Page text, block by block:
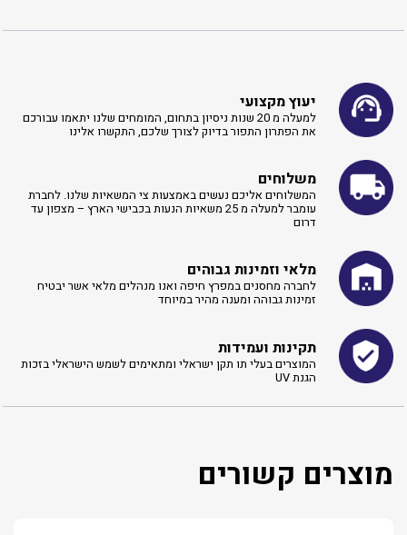
יעוץ מקצועי
למעלה מ 20 שנות ניסיון בתחום, המומחים שלנו יתאמו עבורכם
את הפתרון התפור בדיוק לצורך שלכם, התקשרו אלינו ​
משלוחים
המשלוחים אליכם נעשים באמצעות צי המשאיות שלנו. לחברת
עומבר למעלה מ 25 משאיות הנעות בכבישי הארץ – מצפון עד
דרום
מלאי וזמינות גבוהים
לחברה מחסנים במפרץ חיפה ואנו מנהלים מלאי אשר יבטיח
זמינות גבוהה ומענה מהיר במיוחד
תקינות ועמידות
המוצרים בעלי תו תקן ישראלי ומתאימים לשמש הישראלי בזכות
הגנת UV
מוצרים קשורים